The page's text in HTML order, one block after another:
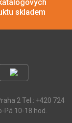
skladem
2 Tel.: +420 724
Pá 10-18 hod.